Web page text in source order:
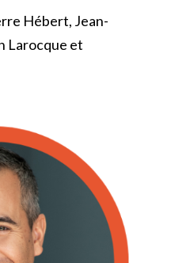
Hébert, Jean-
Larocque et